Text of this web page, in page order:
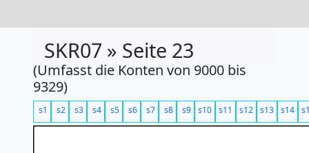
SKR07 » Seite 23
(Umfasst die Konten von 9000 bis
9329)
s1 s2 s3 s4 s5 s6 s7 s8 s9 s10 s11 s12 s13 s14